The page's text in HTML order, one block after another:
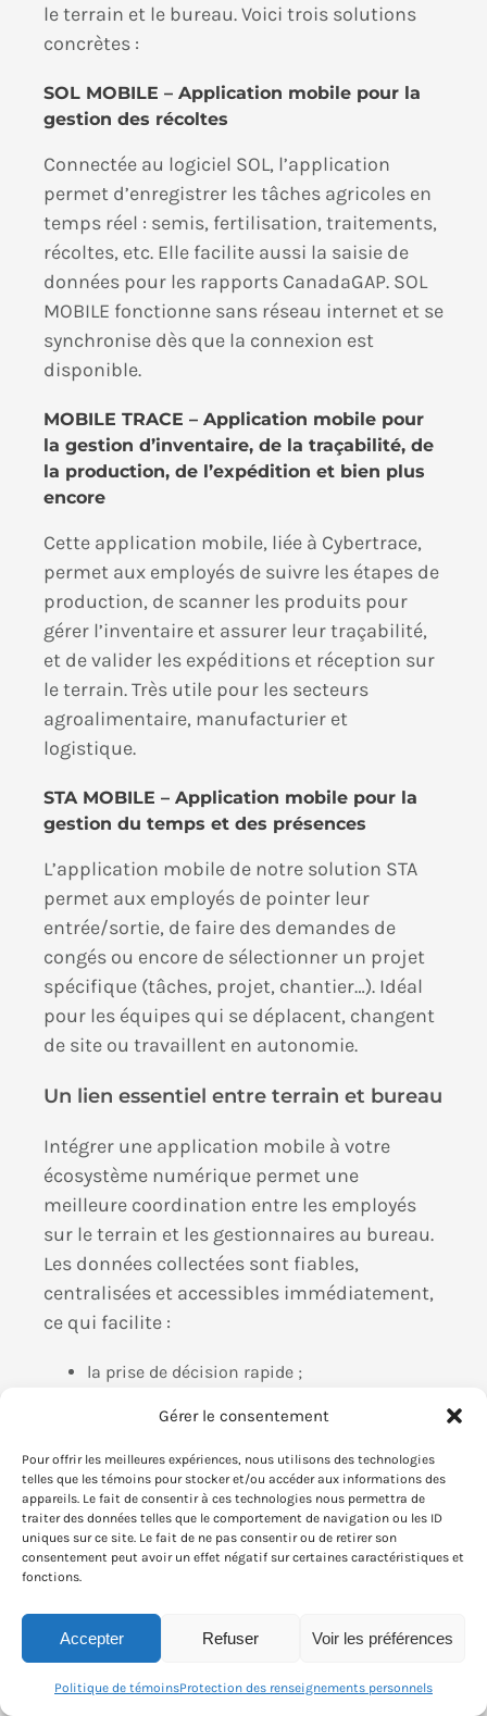
Gérer le consentement
Pour offrir les meilleures expériences, nous utilisons des technologies
telles que les témoins pour stocker et/ou accéder aux informations des
appareils. Le fait de consentir à ces technologies nous permettra de
traiter des données telles que le comportement de navigation ou les ID
uniques sur ce site. Le fait de ne pas consentir ou de retirer son
consentement peut avoir un effet négatif sur certaines caractéristiques et
fonctions.
Accepter Refuser Voir les préférences
Politique de témoinsProtection des renseignements personnels
le terrain et le bureau. Voici trois solutions
concrètes :
SOL MOBILE – Application mobile pour la
gestion des récoltes
Connectée au logiciel SOL, l’application
permet d’enregistrer les tâches agricoles en
temps réel : semis, fertilisation, traitements,
récoltes, etc. Elle facilite aussi la saisie de
données pour les rapports CanadaGAP. SOL
MOBILE fonctionne sans réseau internet et se
synchronise dès que la connexion est
disponible.
MOBILE TRACE – Application mobile pour
la gestion d’inventaire, de la traçabilité, de
la production, de l’expédition et bien plus
encore
Cette application mobile, liée à Cybertrace,
permet aux employés de suivre les étapes de
production, de scanner les produits pour
gérer l’inventaire et assurer leur traçabilité,
et de valider les expéditions et réception sur
le terrain. Très utile pour les secteurs
agroalimentaire, manufacturier et
logistique.
STA MOBILE – Application mobile pour la
gestion du temps et des présences
L’application mobile de notre solution STA
permet aux employés de pointer leur
entrée/sortie, de faire des demandes de
congés ou encore de sélectionner un projet
spécifique (tâches, projet, chantier…). Idéal
pour les équipes qui se déplacent, changent
de site ou travaillent en autonomie.
Un lien essentiel entre terrain et bureau
Intégrer une application mobile à votre
écosystème numérique permet une
meilleure coordination entre les employés
sur le terrain et les gestionnaires au bureau.
Les données collectées sont fiables,
centralisées et accessibles immédiatement,
ce qui facilite :
la prise de décision rapide ;
salubrité) ;
l’optimisation des ressources humaines et
matérielles.
Conclusion
Adopter une application mobile
question de confort. C’est un levier
stratégique pour améliorer la productivité, la
traçabilité et la réactivité de votre entreprise.